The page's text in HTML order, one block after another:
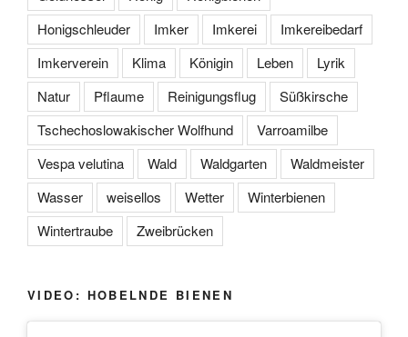
Honigschleuder
Imker Imkerei
Imkereibedarf
Imkerverein
Klima Königin Leben
Lyrik
Natur
Pflaume Reinigungsflug
Süßkirsche
Tschechoslowakischer Wolfhund
Varroamilbe
Vespa velutina
Wald Waldgarten
Waldmeister
Wasser
weisellos Wetter
Winterbienen
Wintertraube
Zweibrücken
VIDEO: HOBELNDE BIENEN